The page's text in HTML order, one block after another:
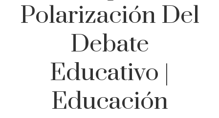
Polarización Del
Debate
Educativo |
Educación